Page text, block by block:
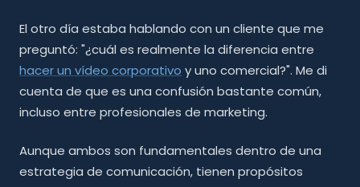
02
El video comercial: acción e impacto
inmediato
03
Los beneficios del vídeo corporativo:
construyendo legado
04 Los beneficios del video comercial: resultados
tangibles
05 Diferencias fundamentales que debes
06 ¿Cuál necesita realmente tu empresa?
El otro día estaba hablando con un cliente que me
preguntó: "¿cuál es realmente la diferencia entre
hacer un vídeo corporativo y uno comercial?". Me di
cuenta de que es una confusión bastante común,
incluso entre profesionales de marketing.
Aunque ambos son fundamentales dentro de una
estrategia de comunicación, tienen propósitos